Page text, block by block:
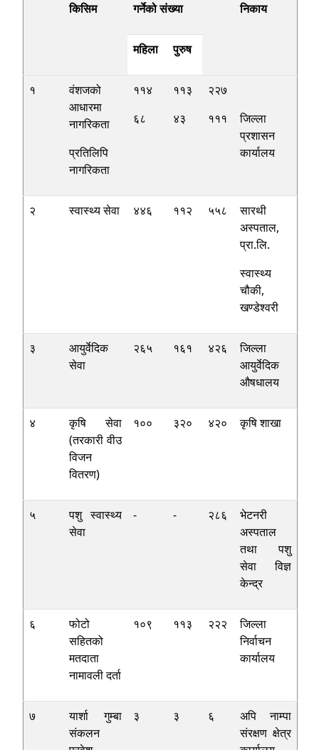
किसिम
गर्नेको संख्या
निकाय
महिला पुरुष
१
वंशजको
आधारमा
नागरिकता
प्रतिलिपि
नागरिकता
११४
६८
११३
४३
२२७
१११
जिल्ला
प्रशासन
कार्यालय
२ स्वास्थ्य सेवा ४४६ ११२ ५५८
सारथी
अस्पताल,
प्रा.लि.
स्वास्थ्य
चौकी,
खण्डेश्वरी
३
आयुर्वेदिक
सेवा
२६५ १६१ ४२६
जिल्ला
आयुर्वेदिक
औषधालय
४
कृषि सेवा
(तरकारी वीउ
विजन
वितरण)
१०० ३२० ४२० कृषि शाखा
५
पशु स्वास्थ्य
सेवा
- - २८६
भेटनरी
अस्पताल
तथा पशु
सेवा विज्ञ
केन्द्र
६
फोटो
सहितको
मतदाता
नामावली दर्ता
१०९ ११३ २२२
जिल्ला
निर्वाचन
कार्यालय
७
यार्शा गुम्बा
संकलन
३ ३ ६
अपि नाम्पा
संरक्षण क्षेत्र